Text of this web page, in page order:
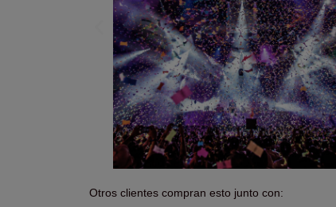
Otros clientes compran esto junto con: